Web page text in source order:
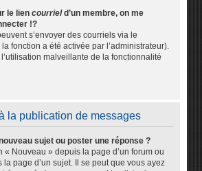
le liencourrield’un membre, on me
!?
s’envoyer des courriels via le
fonction a été activée par l’administrateur).
malveillante de la fonctionnalité
la publication de messages
sujet ou poster une réponse ?
« Nouveau » depuis la page d’un forum ou
page d’un sujet. Il se peut que vous ayez